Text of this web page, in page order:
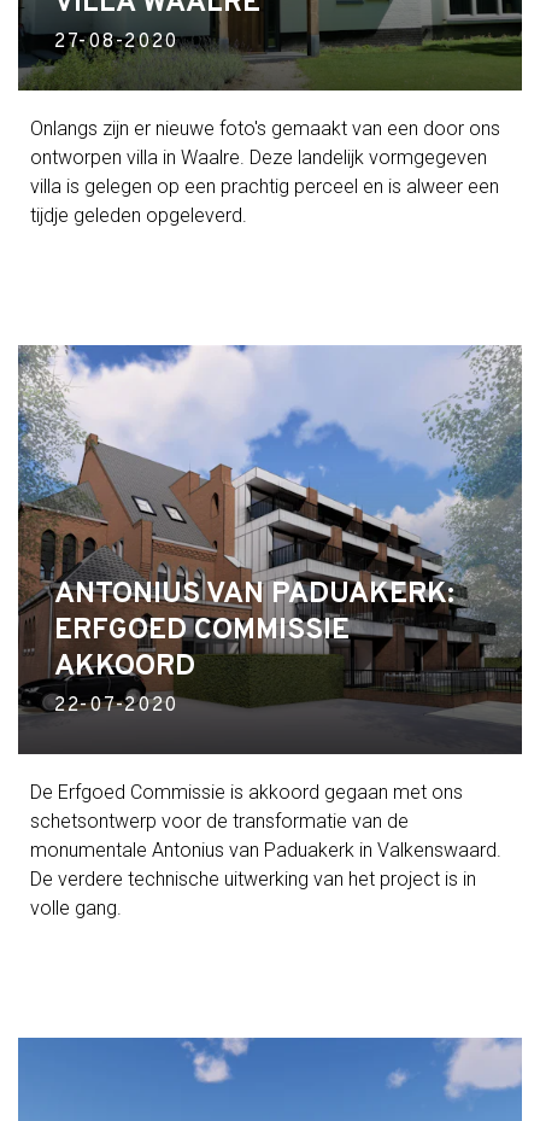
27-08-2020
Onlangs zijn er nieuwe foto's gemaakt van een door ons
ontworpen villa in Waalre. Deze landelijk vormgegeven
villa is gelegen op een prachtig perceel en is alweer een
tijdje geleden opgeleverd.
ANTONIUS VAN PADUAKERK:
ERFGOED COMMISSIE
AKKOORD
22-07-2020
De Erfgoed Commissie is akkoord gegaan met ons
schetsontwerp voor de transformatie van de
monumentale Antonius van Paduakerk in Valkenswaard.
De verdere technische uitwerking van het project is in
volle gang.